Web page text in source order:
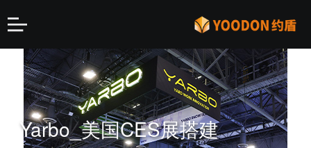
Yarbo_美国CES展搭建